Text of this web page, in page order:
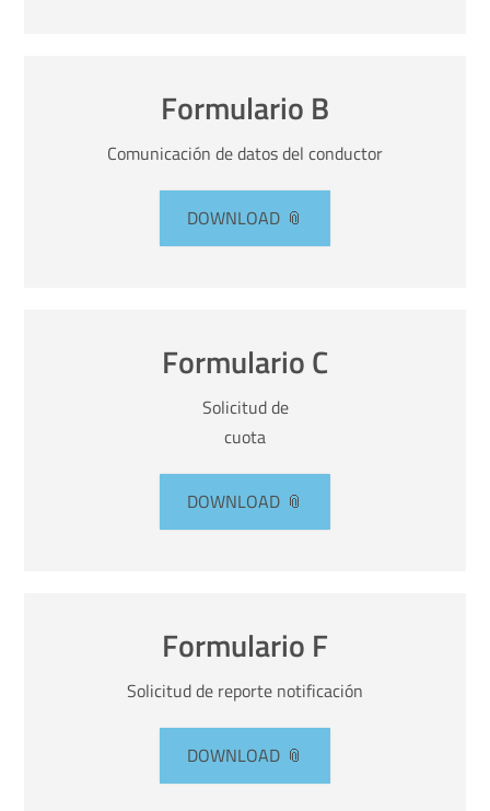
Formulario B
Comunicación de datos del conductor
DOWNLOAD
Formulario C
Solicitud de
cuota
DOWNLOAD
Formulario F
Solicitud de reporte notificación
DOWNLOAD